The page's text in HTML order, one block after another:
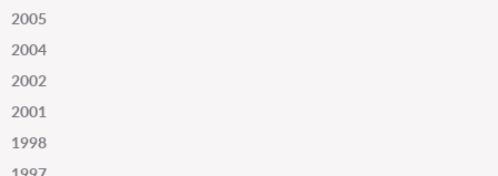
2005
2004
2002
2001
1998